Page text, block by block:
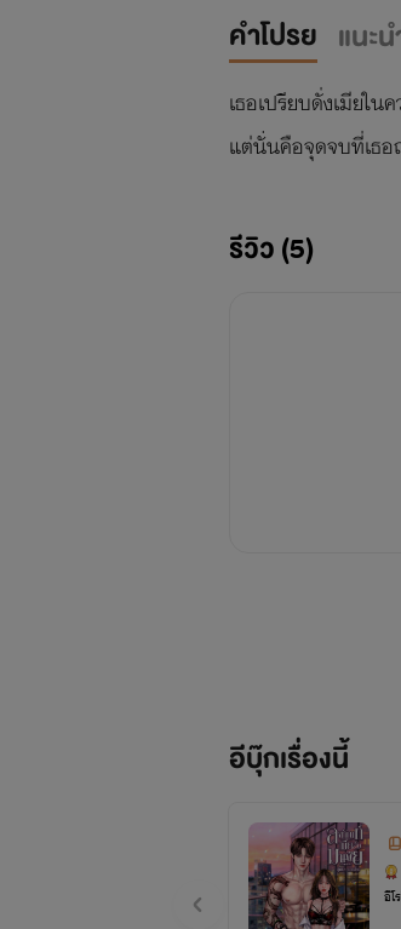
คำโปรย แนะ
เธอเปรียบดั่งเมียใ
แต่นั่นคือจุดจบที่เธอ
รีวิว (5)
อีบุ๊กเรื่องนี้
อีโ